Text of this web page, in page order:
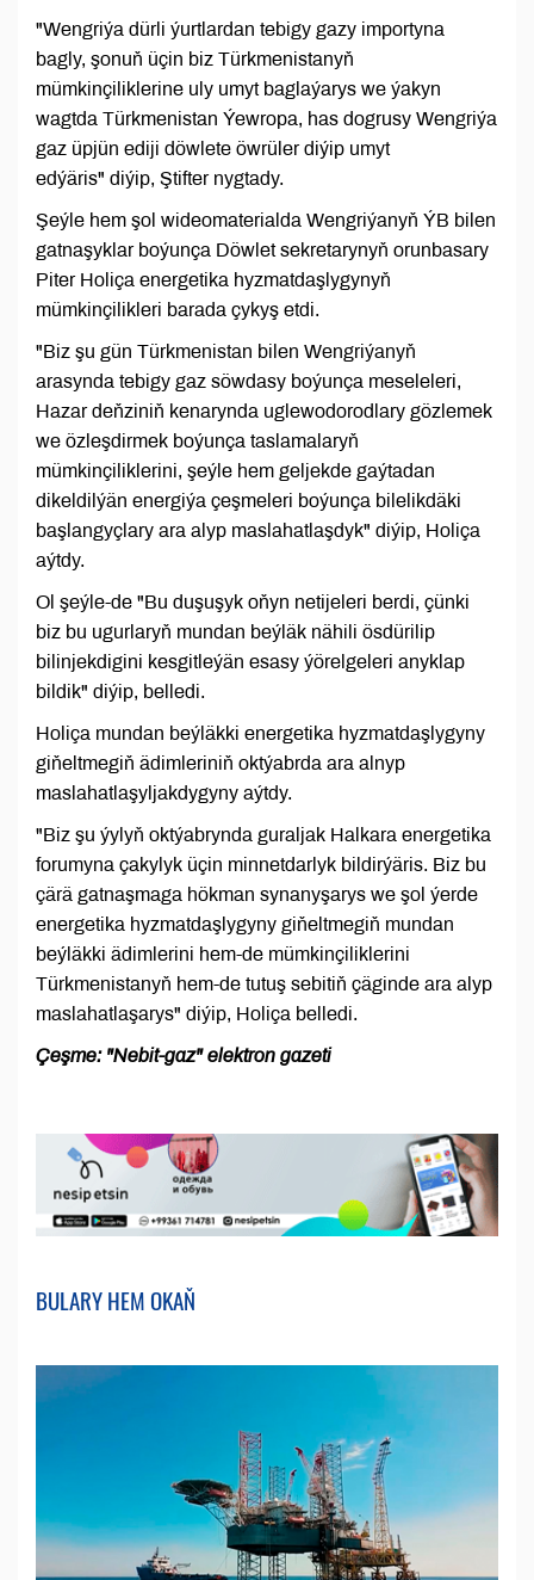
"Wengriýa dürli ýurtlardan tebigy gazy importyna
bagly, şonuň üçin biz Türkmenistanyň
mümkinçiliklerine uly umyt baglaýarys we ýakyn
wagtda Türkmenistan Ýewropa, has dogrusy Wengriýa
gaz üpjün ediji döwlete öwrüler diýip umyt
edýäris" diýip, Ştifter nygtady.
Şeýle hem şol wideomaterialda Wengriýanyň ÝB bilen
gatnaşyklar boýunça Döwlet sekretarynyň orunbasary
Piter Holiça energetika hyzmatdaşlygynyň
mümkinçilikleri barada çykyş etdi.
"Biz şu gün Türkmenistan bilen Wengriýanyň
arasynda tebigy gaz söwdasy boýunça meseleleri,
Hazar deňziniň kenarynda uglewodorodlary gözlemek
we özleşdirmek boýunça taslamalaryň
mümkinçiliklerini, şeýle hem geljekde gaýtadan
dikeldilýän energiýa çeşmeleri boýunça bilelikdäki
başlangyçlary ara alyp maslahatlaşdyk" diýip, Holiça
aýtdy.
Ol şeýle-de "Bu duşuşyk oňyn netijeleri berdi, çünki
biz bu ugurlaryň mundan beýläk nähili ösdürilip
bilinjekdigini kesgitleýän esasy ýörelgeleri anyklap
bildik" diýip, belledi.
Holiça mundan beýläkki energetika hyzmatdaşlygyny
giňeltmegiň ädimleriniň oktýabrda ara alnyp
maslahatlaşyljakdygyny aýtdy.
"Biz şu ýylyň oktýabrynda guraljak Halkara energetika
forumyna çakylyk üçin minnetdarlyk bildirýäris. Biz bu
çärä gatnaşmaga hökman synanyşarys we şol ýerde
energetika hyzmatdaşlygyny giňeltmegiň mundan
beýläkki ädimlerini hem-de mümkinçiliklerini
Türkmenistanyň hem-de tutuş sebitiň çäginde ara alyp
maslahatlaşarys" diýip, Holiça belledi.
Çeşme: "Nebit-gaz" elektron gazeti
BULARY HEM OKAŇ